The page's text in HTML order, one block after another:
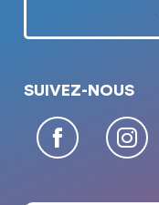
SUIVEZ-NOUS